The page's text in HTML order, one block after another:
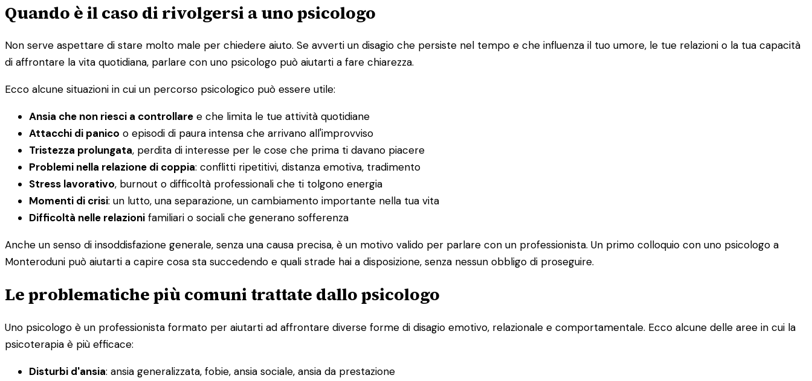
Quando è il caso di rivolgersi a uno psicologo
Non serve aspettare di stare molto male per chiedere aiuto. Se avverti un disagio che persiste nel tempo e che influenza il tuo umore, le tue relazioni o la tua capacità
di affrontare la vita quotidiana, parlare con uno psicologo può aiutarti a fare chiarezza.
Ecco alcune situazioni in cui un percorso psicologico può essere utile:
Ansia che non riesci a controllare e che limita le tue attività quotidiane
Attacchi di panico o episodi di paura intensa che arrivano all'improvviso
Tristezza prolungata, perdita di interesse per le cose che prima ti davano piacere
Problemi nella relazione di coppia: conflitti ripetitivi, distanza emotiva, tradimento
Stress lavorativo, burnout o difficoltà professionali che ti tolgono energia
Momenti di crisi: un lutto, una separazione, un cambiamento importante nella tua vita
Difficoltà nelle relazioni familiari o sociali che generano sofferenza
Anche un senso di insoddisfazione generale, senza una causa precisa, è un motivo valido per parlare con un professionista. Un primo colloquio con uno psicologo a
Monteroduni può aiutarti a capire cosa sta succedendo e quali strade hai a disposizione, senza nessun obbligo di proseguire.
Le problematiche più comuni trattate dallo psicologo
Uno psicologo è un professionista formato per aiutarti ad affrontare diverse forme di disagio emotivo, relazionale e comportamentale. Ecco alcune delle aree in cui la
psicoterapia è più efficace:
Disturbi d'ansia: ansia generalizzata, fobie, ansia sociale, ansia da prestazione